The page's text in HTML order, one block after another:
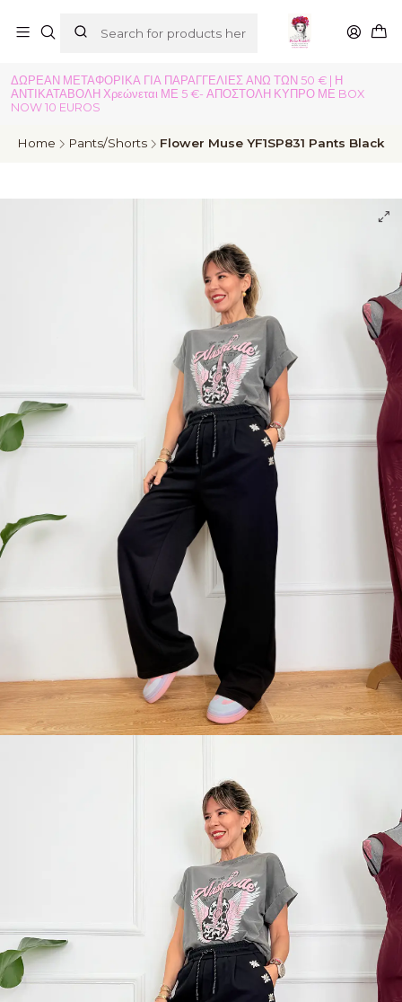
ΔΩΡΕΑΝ ΜΕΤΑΦΟΡΙΚΑ ΓΙΑ ΠΑΡΑΓΓΕΛΙΕΣ ΑΝΩ ΤΩΝ 50 € | Η
ΑΝΤΙΚΑΤΑΒΟΛΗ Χρεώνεται ΜΕ 5 €- ΑΠΟΣΤΟΛΗ ΚΥΠΡΟ ΜΕ BOX
NOW 10 EUROS
Home Pants/Shorts Flower Muse YF1SP831 Pants Black